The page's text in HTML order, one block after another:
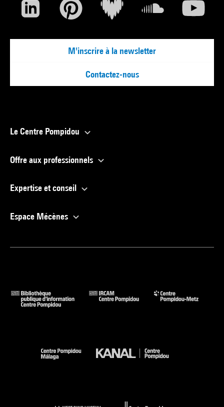
M'inscrire à la newsletter
Contactez-nous
Le Centre Pompidou
Offre aux professionnels
Expertise et conseil
Espace Mécènes